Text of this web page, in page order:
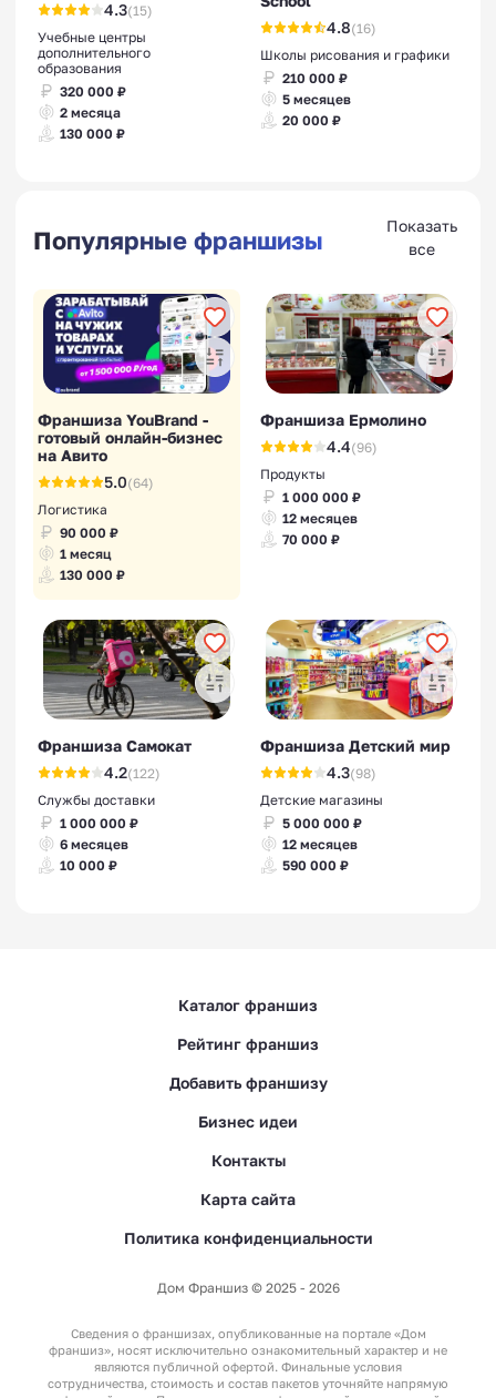
4.3(15)
Учебные центры
дополнительного
образования
320 000 ₽
2 месяца
130 000 ₽
4.8(16)
Школы рисования и графики
210 000 ₽
5 месяцев
20 000 ₽
Популярные франшизы
Показать
все
Франшиза YouBrand -
готовый онлайн-бизнес
на Авито
5.0(64)
Логистика
90 000 ₽
1 месяц
130 000 ₽
Франшиза Ермолино
4.4(96)
Продукты
1 000 000 ₽
12 месяцев
70 000 ₽
Франшиза Самокат
4.2(122)
Службы доставки
1 000 000 ₽
6 месяцев
10 000 ₽
Франшиза Детский мир
4.3(98)
Детские магазины
5 000 000 ₽
12 месяцев
590 000 ₽
Каталог франшиз
Рейтинг франшиз
Добавить франшизу
Бизнес идеи
Контакты
Карта сайта
Политика конфиденциальности
Дом Франшиз © 2025 - 2026